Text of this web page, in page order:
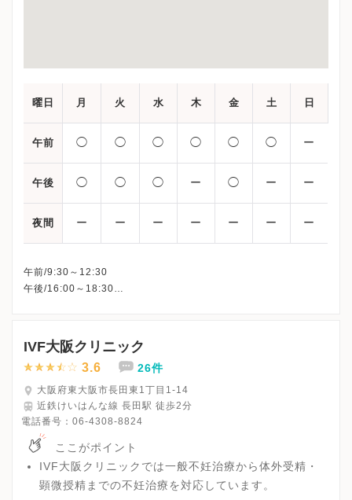
曜日 月 火 水 木 金 土 日
午前 ◯ ◯ ◯ ◯ ◯ ◯ ー
午後 ◯ ◯ ◯ ー ◯ ー ー
夜間 ー ー ー ー ー ー ー
午前/9:30～12:30
午後/16:00～18:30
IVF大阪クリニック
3.6 26件
大阪府東大阪市長田東1丁目1-14
近鉄けいはんな線 長田駅 徒歩2分
電話番号： 06-4308-8824
ここがポイント
IVF大阪クリニックでは一般不妊治療から体外受精・
顕微授精までの不妊治療を対応しています。